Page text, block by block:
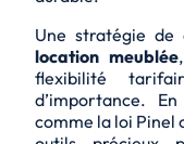
Une stratégie de
location meublée
flexibilité
d’importance.
comme la loi Pinel